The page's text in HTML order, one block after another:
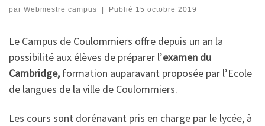
par Webmestre campus | Publié 15 octobre 2019
Le Campus de Coulommiers offre depuis un an la
possibilité aux élèves de préparer l’examen du
Cambridge,formation auparavant proposée par l’Ecole
de langues de la ville de Coulommiers.
Les cours sont dorénavant pris en charge par le lycée, à